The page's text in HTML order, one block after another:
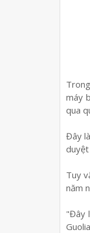
máy
qua
Đây
Tuy
năm
"Đây